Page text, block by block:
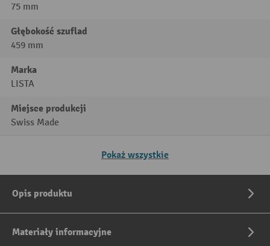
75 mm
Głębokość szuflad
459 mm
Marka
LISTA
Miejsce produkcji
Swiss Made
Pokaż wszystkie
Opis produktu
Materiały informacyjne